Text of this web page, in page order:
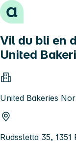
Hopp til innhold
Vil du bli en
United
United Bakeries
Rudssletta 35, 1351